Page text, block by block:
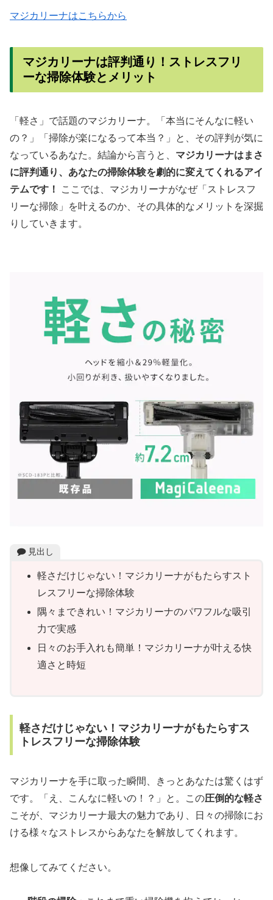
マジカリーナはこちらから
マジカリーナは評判通り！ストレスフリ
ーな掃除体験とメリット
「軽さ」で話題のマジカリーナ。「本当にそんなに軽い
の？」「掃除が楽になるって本当？」と、その評判が気に
なっているあなた。結論から言うと、 マジカリーナはまさ
に評判通り、あなたの掃除体験を劇的に変えてくれるアイ
テムです！
ここでは、マジカリーナがなぜ「ストレスフ
リーな掃除」を叶えるのか、その具体的なメリットを深掘
りしていきます。
見出し
軽さだけじゃない！マジカリーナがもたらすスト
レスフリーな掃除体験
隅々まできれい！マジカリーナのパワフルな吸引
力で実感
日々のお手入れも簡単！マジカリーナが叶える快
適さと時短
軽さだけじゃない！マジカリーナがもたらすス
トレスフリーな掃除体験
マジカリーナを手に取った瞬間、きっとあなたは驚くはず
です。「え、こんなに軽いの！？」と。この圧倒的な軽さ
こそが、マジカリーナ最大の魅力であり、日々の掃除にお
ける様々なストレスからあなたを解放してくれます。
想像してみてください。